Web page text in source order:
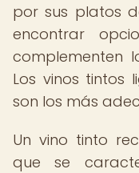
por sus platos
encontrar
complementen
Los vinos tintos
son los más
Un vino tinto
que se